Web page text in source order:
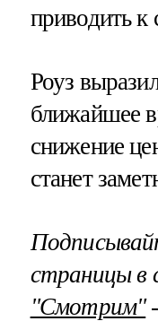
приводить
Роуз
ближайшее
снижение
станет
страницы в
"Смотрим"‐